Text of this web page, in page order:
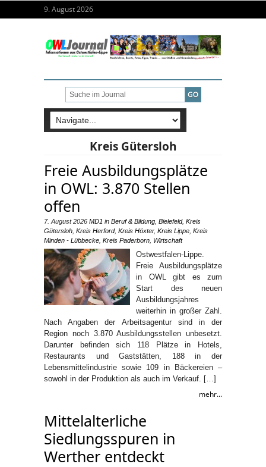
9. August 2026
Kreis Gütersloh
Freie Ausbildungsplätze
in OWL: 3.870 Stellen
offen
7. August 2026 MD1 in Beruf & Bildung Bielefeld, Kreis
Gütersloh Kreis Herford, Kreis Höxter, Kreis Lippe Kreis
Minden - Lübbecke Kreis Paderborn Wirtschaft
Ostwestfalen-Lippe.
Freie Ausbildungsplätze
in OWL gibt es zum
Start des neuen
Ausbildungsjahres
weiterhin in großer Zahl.
Nach Angaben der Arbeitsagentur sind in der
Region noch 3.870 Ausbildungsstellen unbesetzt.
Darunter befinden sich 118 Plätze in Hotels,
Restaurants und Gaststätten, 188 in der
Lebensmittelindustrie sowie 109 in Bäckereien –
sowohl in der Produktion als auch im Verkauf. […]
mehr...
Mittelalterliche
Siedlungsspuren in
Werther entdeckt